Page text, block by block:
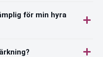
för min hyra